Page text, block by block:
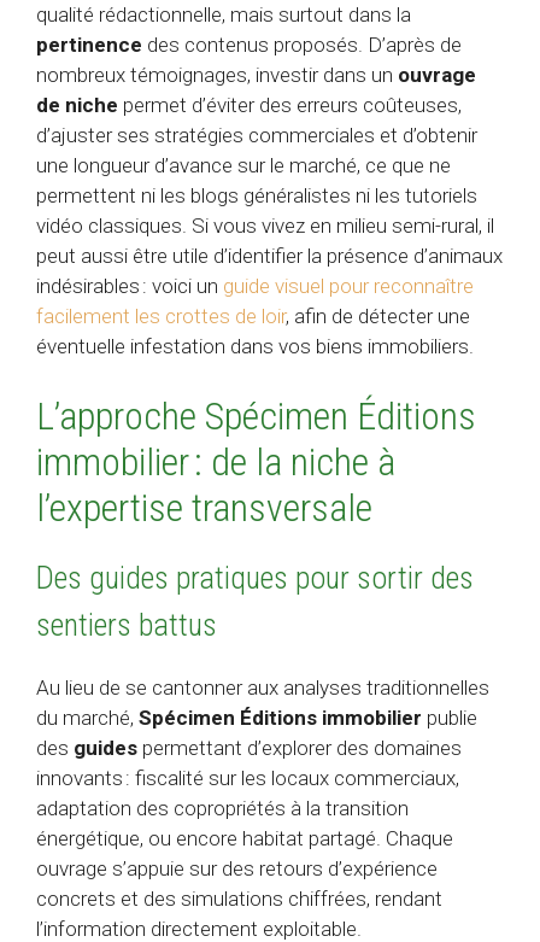
qualité rédactionnelle, mais surtout dans la
pertinence des contenus proposés. D’après de
nombreux témoignages, investir dans un ouvrage
de niche permet d’éviter des erreurs coûteuses,
d’ajuster ses stratégies commerciales et d’obtenir
une longueur d’avance sur le marché, ce que ne
permettent ni les blogs généralistes ni les tutoriels
vidéo classiques. Si vous vivez en milieu semi-rural, il
peut aussi être utile d’identifier la présence d’animaux
indésirables : voici un guide visuel pour reconnaître
facilement les crottes de loir, afin de détecter une
éventuelle infestation dans vos biens immobiliers.
L’approche Spécimen Éditions
immobilier : de la niche à
l’expertise transversale
Des guides pratiques pour sortir des
sentiers battus
Au lieu de se cantonner aux analyses traditionnelles
du marché, Spécimen Éditions immobilier publie
des guides permettant d’explorer des domaines
innovants : fiscalité sur les locaux commerciaux,
adaptation des copropriétés à la transition
énergétique, ou encore habitat partagé. Chaque
ouvrage s’appuie sur des retours d’expérience
concrets et des simulations chiffrées, rendant
l’information directement exploitable.